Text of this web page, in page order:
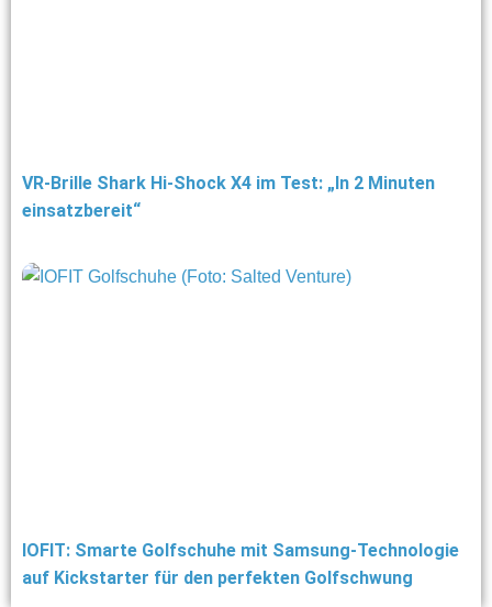
VR-Brille Shark Hi-Shock X4 im Test: „In 2 Minuten
einsatzbereit“
IOFIT: Smarte Golfschuhe mit Samsung-Technologie
auf Kickstarter für den perfekten Golfschwung